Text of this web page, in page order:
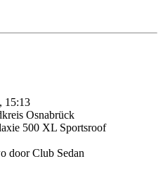
15:13
Osnabrück
500 XL Sportsroof
door Club Sedan